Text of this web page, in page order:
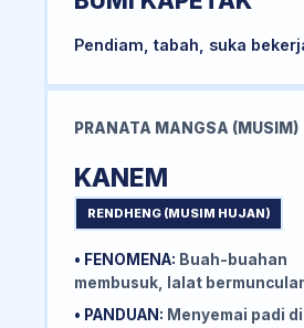
Pendiam, tabah, suka
PRANATA MANGSA (MUSIM)
KANEM
RENDHENG (MUSIM HUJAN)
• FENOMENA: Buah-buahan
membusuk, lalat
• PANDUAN: Menyemai padi di